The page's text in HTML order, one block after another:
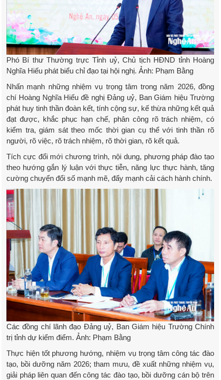
Phó Bí thư Thường trực Tỉnh uỷ, Chủ tịch HĐND tỉnh Hoàng
Nghĩa Hiếu phát biểu chỉ đạo tại hội nghị. Ảnh: Phạm Bằng
Nhấn mạnh những nhiệm vụ trọng tâm trong năm 2026, đồng
chí Hoàng Nghĩa Hiếu đề nghị Đảng uỷ, Ban Giám hiệu Trường
phát huy tinh thần đoàn kết, tính cộng sự, kế thừa những kết quả
đạt được, khắc phục hạn chế, phân công rõ trách nhiệm, có
kiểm tra, giám sát theo mốc thời gian cụ thể với tinh thần rõ
người, rõ việc, rõ trách nhiệm, rõ thời gian, rõ kết quả.
Tích cực đổi mới chương trình, nội dung, phương pháp đào tạo
theo hướng gắn lý luận với thực tiễn, năng lực thực hành, tăng
cường chuyển đổi số mạnh mẽ, đẩy mạnh cải cách hành chính.
Các đồng chí lãnh đạo Đảng uỷ, Ban Giám hiệu Trường Chính
trị tỉnh dự kiểm điểm. Ảnh: Phạm Bằng
Thực hiện tốt phương hướng, nhiệm vụ trọng tâm công tác đào
tạo, bồi dưỡng năm 2026; tham mưu, đề xuất những nhiệm vụ,
giải pháp liên quan đến công tác đào tạo, bồi dưỡng cán bộ trên